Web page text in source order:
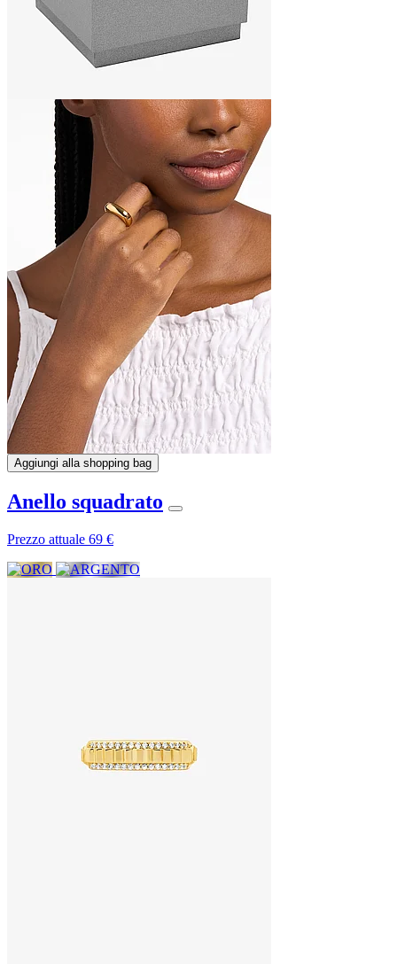
Aggiungi alla shopping bag
Anello squadrato
Prezzo attuale 69 €